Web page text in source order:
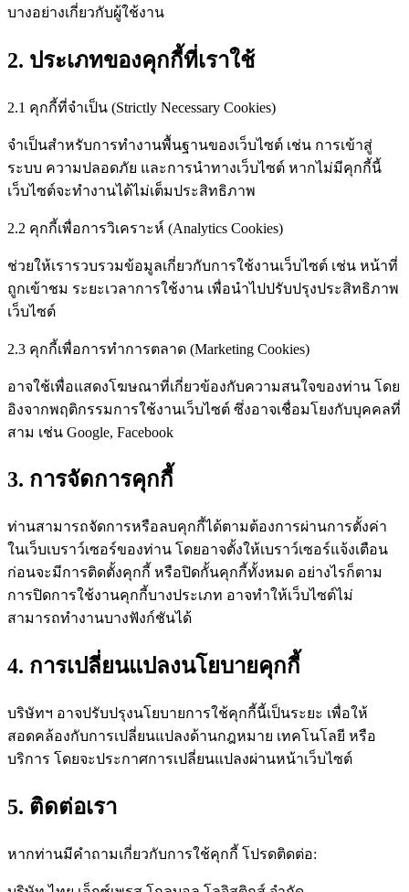
บางอย่างเกี่ยวกับผู้ใช้งาน
2. ประเภทของคุกกี้ที่เราใช้
2.1 คุกกี้ที่จำเป็น (Strictly Necessary Cookies)
จำเป็นสำหรับการทำงานพื้นฐานของเว็บไซต์ เช่น การเข้าสู่
ระบบ ความปลอดภัย และการนำทางเว็บไซต์ หากไม่มีคุกกี้นี้
เว็บไซต์จะทำงานได้ไม่เต็มประสิทธิภาพ
2.2 คุกกี้เพื่อการวิเคราะห์ (Analytics Cookies)
ช่วยให้เรารวบรวมข้อมูลเกี่ยวกับการใช้งานเว็บไซต์ เช่น หน้าที่
ถูกเข้าชม ระยะเวลาการใช้งาน เพื่อนำไปปรับปรุงประสิทธิภาพ
เว็บไซต์
2.3 คุกกี้เพื่อการทำการตลาด (Marketing Cookies)
อาจใช้เพื่อแสดงโฆษณาที่เกี่ยวข้องกับความสนใจของท่าน โดย
อิงจากพฤติกรรมการใช้งานเว็บไซต์ ซึ่งอาจเชื่อมโยงกับบุคคลที่
สาม เช่น Google, Facebook
3. การจัดการคุกกี้
ท่านสามารถจัดการหรือลบคุกกี้ได้ตามต้องการผ่านการตั้งค่า
ในเว็บเบราว์เซอร์ของท่าน โดยอาจตั้งให้เบราว์เซอร์แจ้งเตือน
ก่อนจะมีการติดตั้งคุกกี้ หรือปิดกั้นคุกกี้ทั้งหมด อย่างไรก็ตาม
การปิดการใช้งานคุกกี้บางประเภท อาจทำให้เว็บไซต์ไม่
สามารถทำงานบางฟังก์ชันได้
4. การเปลี่ยนแปลงนโยบายคุกกี้
บริษัทฯ อาจปรับปรุงนโยบายการใช้คุกกี้นี้เป็นระยะ เพื่อให้
สอดคล้องกับการเปลี่ยนแปลงด้านกฎหมาย เทคโนโลยี หรือ
บริการ โดยจะประกาศการเปลี่ยนแปลงผ่านหน้าเว็บไซต์
5. ติดต่อเรา
หากท่านมีคำถามเกี่ยวกับการใช้คุกกี้ โปรดติดต่อ: